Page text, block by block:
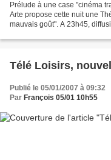
Prélude à une case "cinéma
Arte propose cette nuit une
mauvais goût". A 23h45,
Télé Loisirs,
Publié le 05/01/2007 à 09:32
Par François 05/01 10h55